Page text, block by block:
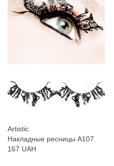
Artistic
Накладные ресницы A107
167 UAH